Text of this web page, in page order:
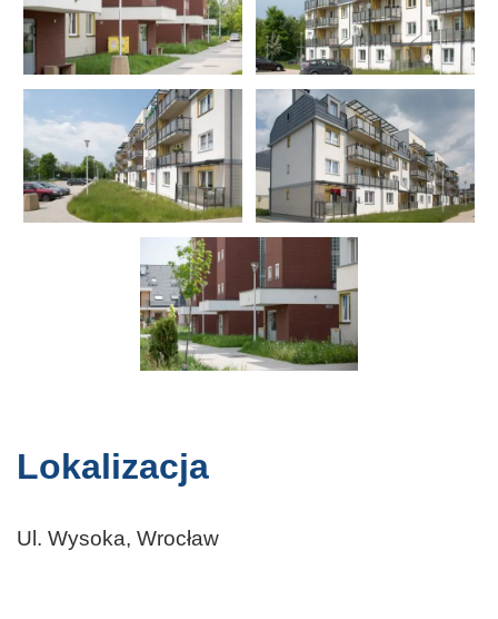
Lokalizacja
Ul. Wysoka, Wrocław